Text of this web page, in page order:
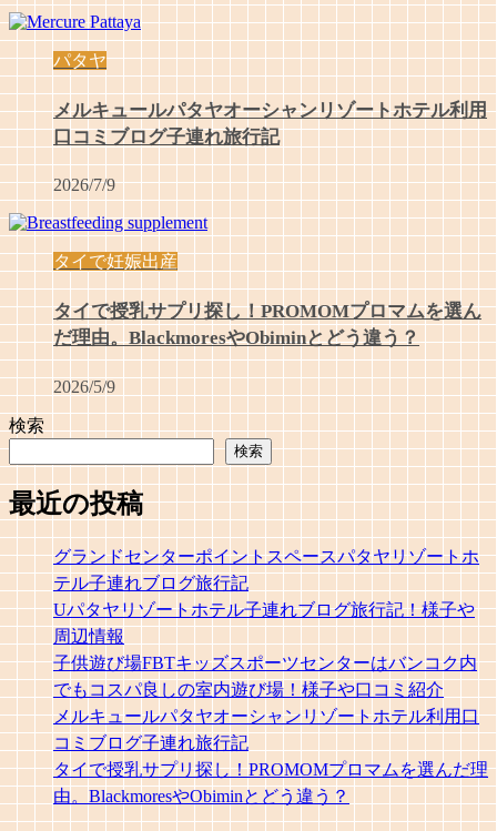
パタヤ
メルキュールパタヤオーシャンリゾートホテル利用
口コミブログ子連れ旅行記
2026/7/9
タイで妊娠出産
タイで授乳サプリ探し！PROMOMプロマムを選ん
だ理由。BlackmoresやObiminとどう違う？
2026/5/9
検索
検索
最近の投稿
グランドセンターポイントスペースパタヤリゾートホ
テル子連れブログ旅行記
Uパタヤリゾートホテル子連れブログ旅行記！様子や
周辺情報
子供遊び場FBTキッズスポーツセンターはバンコク内
でもコスパ良しの室内遊び場！様子や口コミ紹介
メルキュールパタヤオーシャンリゾートホテル利用口
コミブログ子連れ旅行記
タイで授乳サプリ探し！PROMOMプロマムを選んだ理
由。BlackmoresやObiminとどう違う？